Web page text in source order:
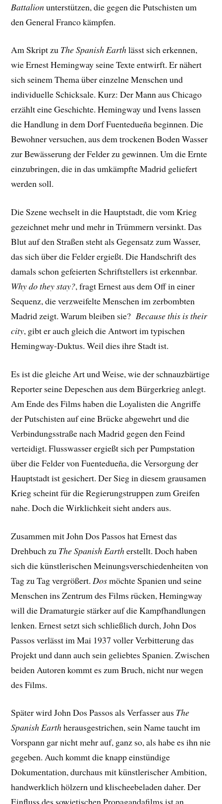
Battalionunterstützen, die gegen die Putschisten um
den General Franco kämpfen.
Am Skript zu The Spanish Earthlässt sich erkennen,
wie Ernest Hemingway seine Texte entwirft. Er nähert
sich seinem Thema über einzelne Menschen und
individuelle Schicksale. Kurz: Der Mann aus Chicago
erzählt eine Geschichte. Hemingway und Ivens lassen
die Handlung in dem Dorf Fuentedueña beginnen. Die
Bewohner versuchen, aus dem trockenen Boden Wasser
zur Bewässerung der Felder zu gewinnen. Um die Ernte
einzubringen, die in das umkämpfte Madrid geliefert
werden soll.
Die Szene wechselt in die Hauptstadt, die vom Krieg
gezeichnet mehr und mehr in Trümmern versinkt. Das
Blut auf den Straßen steht als Gegensatz zum Wasser,
das sich über die Felder ergießt. Die Handschrift des
damals schon gefeierten Schriftstellers ist erkennbar.
Why do they stay?, fragt Ernest aus dem Off in einer
Sequenz, die verzweifelte Menschen im zerbombten
Madrid zeigt. Warum bleiben sie?Because this is their
city, gibt er auch gleich die Antwort im typischen
Hemingway-Duktus. Weil dies ihre Stadt ist.
Es ist die gleiche Art und Weise, wie der schnauzbärtige
Reporter seine Depeschen aus dem Bürgerkrieg anlegt.
Am Ende des Films haben die Loyalisten die Angriffe
der Putschisten auf eine Brücke abgewehrt und die
Verbindungsstraße nach Madrid gegen den Feind
verteidigt. Flusswasser ergießt sich per Pumpstation
über die Felder von Fuentedueña, die Versorgung der
Hauptstadt ist gesichert. Der Sieg in diesem grausamen
Krieg scheint für die Regierungstruppen zum Greifen
nahe. Doch die Wirklichkeit sieht anders aus.
Zusammen mit John Dos Passos hat Ernest das
Drehbuch zu The Spanish Eartherstellt. Doch haben
sich die künstlerischen Meinungsverschiedenheiten von
Tag zu Tag vergrößert. Dosmöchte Spanien und seine
Menschen ins Zentrum des Films rücken, Hemingway
will die Dramaturgie stärker auf die Kampfhandlungen
lenken. Ernest setzt sich schließlich durch, John Dos
Passos verlässt im Mai 1937 voller Verbitterung das
Projekt und dann auch sein geliebtes Spanien. Zwischen
beiden Autoren kommt es zum Bruch, nicht nur wegen
des Films.
Später wird John Dos Passos als Verfasser aus The
Spanish Earthherausgestrichen, sein Name taucht im
Vorspann gar nicht mehr auf, ganz so, als habe es ihn nie
gegeben. Auch kommt die knapp einstündige
Dokumentation, durchaus mit künstlerischer Ambition,
handwerklich hölzern und klischeebeladen daher. Der